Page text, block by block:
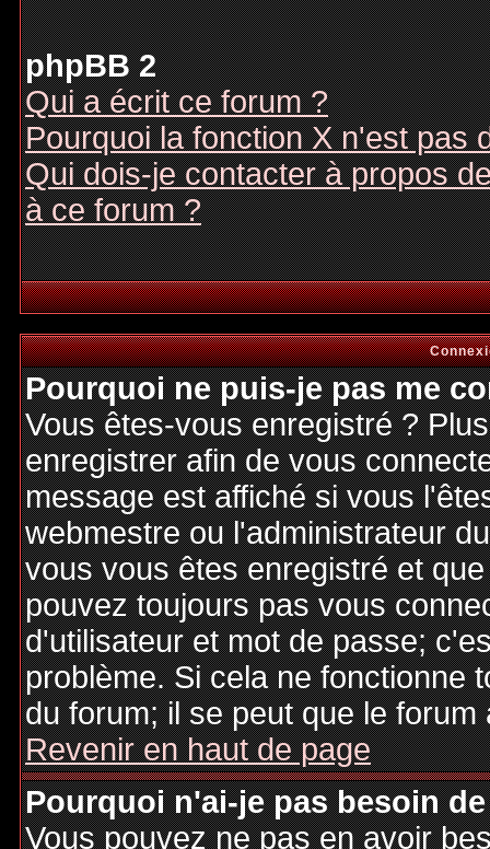
phpBB 2
Qui a écrit ce forum ?
Pourquoi la fonction X n'est pas
Qui dois-je contacter à propos
à ce forum ?
Pourquoi ne puis-je pas me
Vous êtes-vous enregistré ?
enregistrer afin de vous
message est affiché si vous
webmestre ou l'administrateur
vous vous êtes enregistré et
pouvez toujours pas vous
d'utilisateur et mot de passe;
problème. Si cela ne fonctionne
du forum; il se peut que le
Revenir en haut de page
Pourquoi n'ai-je pas besoin
Vous pouvez ne pas en avoir